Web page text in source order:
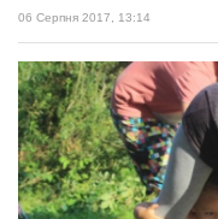
06 Серпня 2017, 13:14